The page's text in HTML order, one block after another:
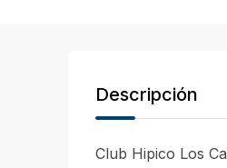
Descripción
Club Hipico Los